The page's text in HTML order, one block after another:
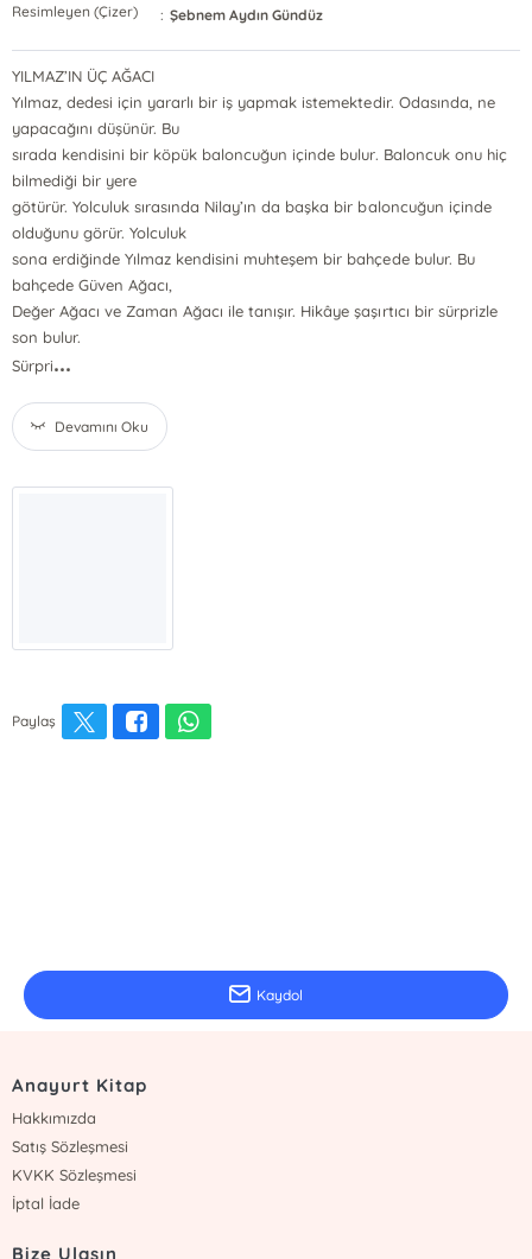
Resimleyen (Çizer)
: Şebnem Aydın Gündüz
YILMAZ’IN ÜÇ AĞACI
Yılmaz, dedesi için yararlı bir iş yapmak istemektedir. Odasında, ne
yapacağını düşünür. Bu
sırada kendisini bir köpük baloncuğun içinde bulur. Baloncuk onu hiç
bilmediği bir yere
götürür. Yolculuk sırasında Nilay’ın da başka bir baloncuğun içinde
olduğunu görür. Yolculuk
sona erdiğinde Yılmaz kendisini muhteşem bir bahçede bulur. Bu
bahçede Güven Ağacı,
Değer Ağacı ve Zaman Ağacı ile tanışır. Hikâye şaşırtıcı bir sürprizle
son bulur.
Sürpri...
Devamını Oku
Paylaş
Kaydol
Anayurt Kitap
Hakkımızda
Satış Sözleşmesi
KVKK Sözleşmesi
İptal İade
Bize Ulaşın